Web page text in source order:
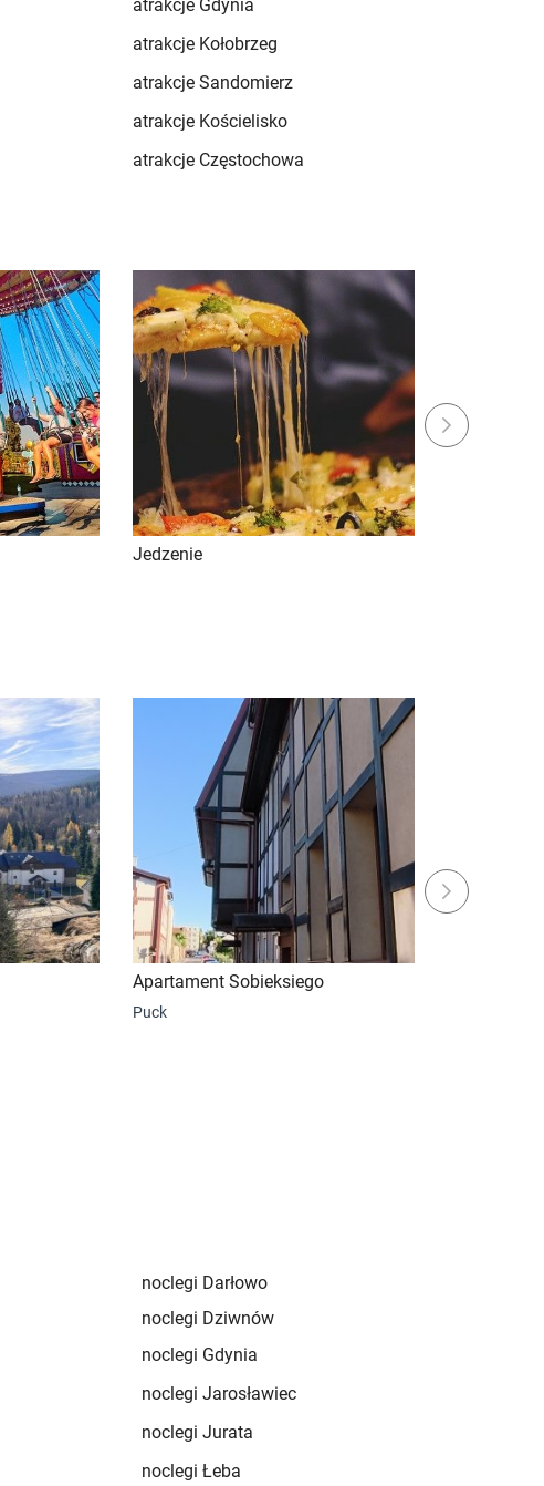
atrakcje Gdynia
atrakcje Kołobrzeg
atrakcje Sandomierz
atrakcje Kościelisko
atrakcje Częstochowa
Jedzenie
Next
Apartament Sobieksiego
Puck
Next
noclegi Darłowo
noclegi Dziwnów
noclegi Gdynia
noclegi Jarosławiec
noclegi Jurata
noclegi Łeba